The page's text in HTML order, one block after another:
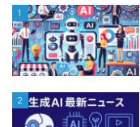
1
2